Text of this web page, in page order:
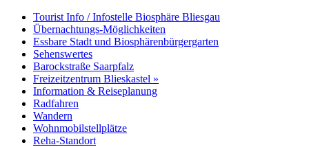
Tourist Info / Infostelle Biosphäre Bliesgau
Übernachtungs-Möglichkeiten
Essbare Stadt und Biosphärenbürgergarten
Sehenswertes
Barockstraße Saarpfalz
Freizeitzentrum Blieskastel »
Information & Reiseplanung
Radfahren
Wandern
Wohnmobilstellplätze
Reha-Standort